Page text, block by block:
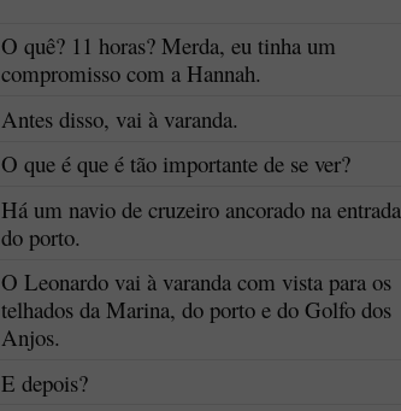
O quê? 11 horas? Merda, eu tinha um
compromisso com a Hannah.
Antes disso, vai à varanda.
O que é que é tão importante de se ver?
Há um navio de cruzeiro ancorado na entrada
do porto.
O Leonardo vai à varanda com vista para os
telhados da Marina, do porto e do Golfo dos
Anjos.
E depois?